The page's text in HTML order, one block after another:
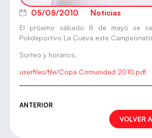
05/05/2010 Noticias
El próximo sábado 8 de mayo se
Polideportivo La Cueva este
Sorteo y horarios.
userfiles/file/Copa Comunidad 2010.pdf
ANTERIOR
VOLVER